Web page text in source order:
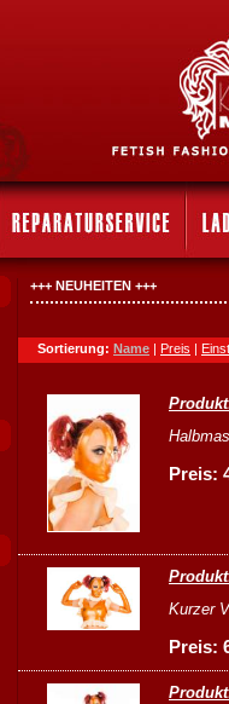
+++ NEUHEITEN +++
Sortierung: Name | Preis |
Preis:
Kurzer
Preis: